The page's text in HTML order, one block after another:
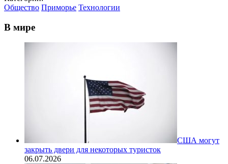
Общество Приморье Технологии
В мире
США могут
закрыть двери для некоторых туристок
06.07.2026